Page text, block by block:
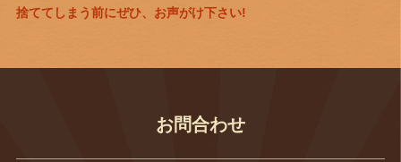
捨ててしまう前にぜひ、お声がけ下さい!
お問合わせ